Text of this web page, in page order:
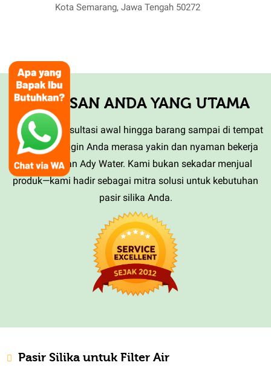
Kota Semarang, Jawa Tengah 50272
KEPUASAN ANDA YANG UTAMA
Mulai dari konsultasi awal hingga barang sampai di tempat
Anda, kami ingin Anda merasa yakin dan nyaman bekerja
sama dengan Ady Water. Kami bukan sekadar menjual
produk—kami hadir sebagai mitra solusi untuk kebutuhan
pasir silika Anda.
Pasir Silika untuk Filter Air